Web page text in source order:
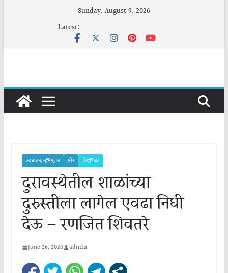
Sunday, August 9, 2026
Latest:
उदघाटन/भूमिपूजन भोर शैक्षणिक
दुरावस्थेतील शाळांच्या
दुरुस्तीला लागेल एवढा निधी
देऊ – रणजित शिवतरे
June 26, 2020 admin